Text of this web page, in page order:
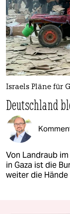
Israels Pläne für
Deutschland
Von Landraub
in Gaza ist die
weiter die